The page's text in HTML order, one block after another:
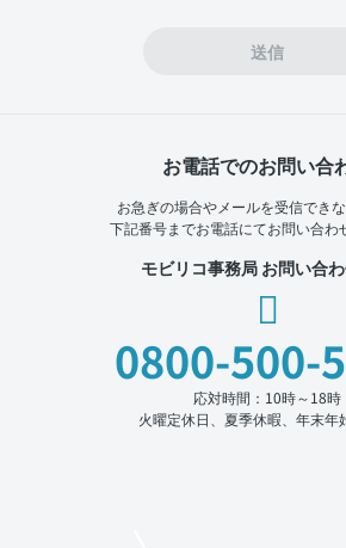
送信
お電話でのお問い合
お急ぎの場合やメールを受信できな
下記番号までお電話にてお問い合わ
モビリコ事務局 お問い合
0800-500-
応対時間：10時～18時
火曜定休日、夏季休暇、年末年